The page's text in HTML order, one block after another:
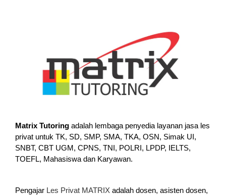
Matrix Tutoring adalah lembaga penyedia layanan jasa les
privat untuk TK, SD, SMP, SMA, TKA, OSN, Simak UI,
SNBT, CBT UGM, CPNS, TNI, POLRI, LPDP, IELTS,
TOEFL, Mahasiswa dan Karyawan.
Pengajar Les Privat MATRIX adalah dosen, asisten dosen,